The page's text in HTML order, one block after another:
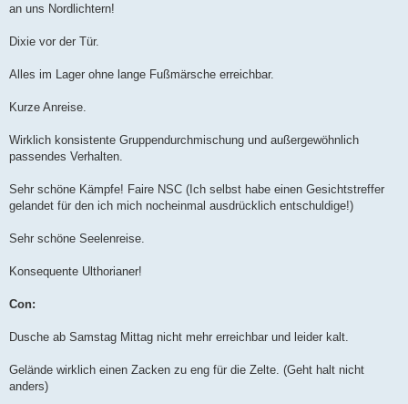
an uns Nordlichtern!
Dixie vor der Tür.
Alles im Lager ohne lange Fußmärsche erreichbar.
Kurze Anreise.
Wirklich konsistente Gruppendurchmischung und außergewöhnlich
passendes Verhalten.
Sehr schöne Kämpfe! Faire NSC (Ich selbst habe einen Gesichtstreffer
gelandet für den ich mich nocheinmal ausdrücklich entschuldige!)
Sehr schöne Seelenreise.
Konsequente Ulthorianer!
Con:
Dusche ab Samstag Mittag nicht mehr erreichbar und leider kalt.
Gelände wirklich einen Zacken zu eng für die Zelte. (Geht halt nicht
anders)